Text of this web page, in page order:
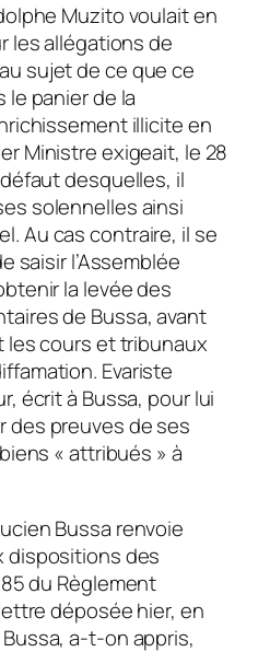
Muzito voulait en
les allégations de
sujet de ce que ce
le panier de la
illicite en
Ministre exigeait, le 28
desquelles, il
solennelles ainsi
Au cas contraire, il se
saisir l’Assemblée
la levée des
de Bussa, avant
les cours et tribunaux
Evariste
écrit à Bussa, pour lui
des preuves de ses
« attribués » à
Bussa renvoie
dispositions des
du Règlement
déposée hier, en
a-t-on appris,